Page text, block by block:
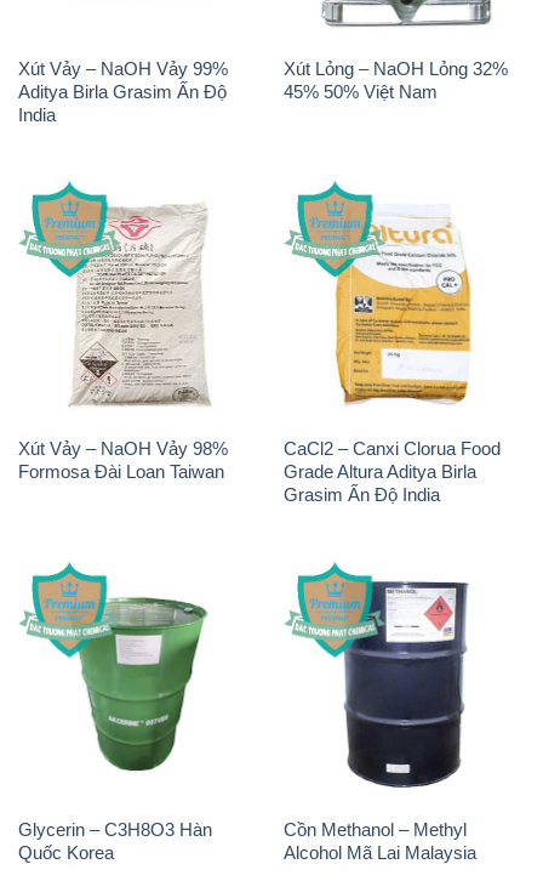
Xút Vảy – NaOH Vảy 99%
Aditya Birla Grasim Ấn Độ
India
Xút Lỏng – NaOH Lỏng 32%
45% 50% Việt Nam
Xút Vảy – NaOH Vảy 98%
Formosa Đài Loan Taiwan
CaCl2 – Canxi Clorua Food
Grade Altura Aditya Birla
Grasim Ấn Độ India
Glycerin – C3H8O3 Hàn
Quốc Korea
Cồn Methanol – Methyl
Alcohol Mã Lai Malaysia